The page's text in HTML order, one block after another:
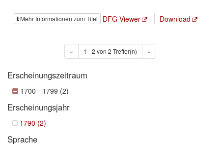
Mehr Informationen zum Titel DFG-Viewer Download
« 1 - 2 von 2 Treffer(n) »
Erscheinungszeitraum
1700 - 1799 (2)
Erscheinungsjahr
1790 (2)
Sprache